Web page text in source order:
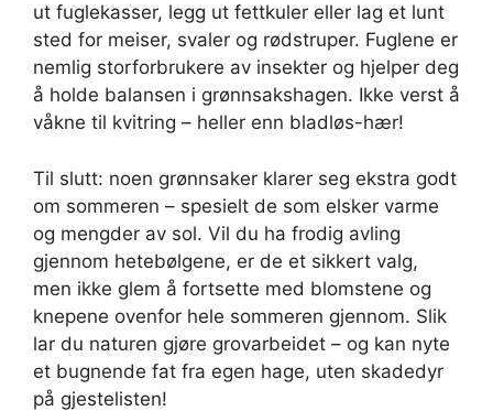
ut fuglekasser, legg ut fettkuler eller lag et lunt
sted for meiser, svaler og rødstruper. Fuglene er
nemlig storforbrukere av insekter og hjelper deg
å holde balansen i grønnsakshagen. Ikke verst å
våkne til kvitring – heller enn bladløs-hær!
Til slutt: noen grønnsaker klarer seg ekstra godt
om sommeren – spesielt de som elsker varme
og mengder av sol. Vil du ha frodig avling
gjennom hetebølgene, er de et sikkert valg,
men ikke glem å fortsette med blomstene og
knepene ovenfor hele sommeren gjennom. Slik
lar du naturen gjøre grovarbeidet – og kan nyte
et bugnende fat fra egen hage, uten skadedyr
på gjestelisten!